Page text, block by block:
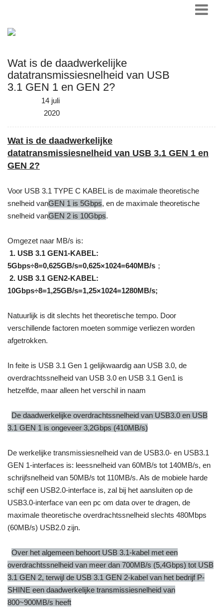
Wat is de daadwerkelijke
datatransmissiesnelheid van USB
3.1 GEN 1 en GEN 2?
14 juli
2020
Wat is de daadwerkelijke
datatransmissiesnelheid van USB 3.1 GEN 1 en
GEN 2?
Voor USB 3.1 TYPE C KABEL is de maximale theoretische
snelheid vanGEN 1 is 5Gbps, en de maximale theoretische
snelheid vanGEN 2 is 10Gbps.
Omgezet naar MB/s is:
1. USB 3.1 GEN1-KABEL:
5Gbps÷8=0,625GB/s=0,625×1024=640MB/s ；
2. USB 3.1 GEN2-KABEL:
10Gbps÷8=1,25GB/s=1,25×1024=1280MB/s;
Natuurlijk is dit slechts het theoretische tempo. Door
verschillende factoren moeten sommige verliezen worden
afgetrokken.
In feite is USB 3.1 Gen 1 gelijkwaardig aan USB 3.0, de
overdrachtssnelheid van USB 3.0 en USB 3.1 Gen1 is
hetzelfde, maar alleen het verschil in naam
De daadwerkelijke overdrachtssnelheid van USB3.0 en USB
3.1 GEN 1 is ongeveer 3,2Gbps (410MB/s)
De werkelijke transmissiesnelheid van de USB3.0- en USB3.1
GEN 1-interfaces is: leessnelheid van 60MB/s tot 140MB/s, en
schrijfsnelheid van 50MB/s tot 110MB/s. Als de mobiele harde
schijf een USB2.0-interface is, zal bij het aansluiten op de
USB3.0-interface van een pc om data over te dragen, de
maximale theoretische overdrachtssnelheid slechts 480Mbps
(60MB/s) USB2.0 zijn.
Over het algemeen behoort USB 3.1-kabel met een
overdrachtssnelheid van meer dan 700MB/s (5,4Gbps) tot USB
3.1 GEN 2, terwijl de USB 3.1 GEN 2-kabel van het bedrijf P-
SHINE een daadwerkelijke transmissiesnelheid van
800~900MB/s heeft